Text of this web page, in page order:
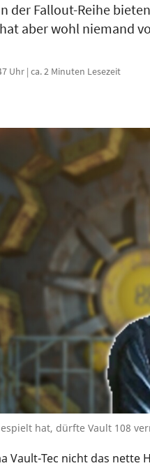
der Fallout-Reihe
aber wohl niemand
Uhr | ca. 2 Minuten Lesezeit
hat, dürfte Vault 108
Vault-Tec nicht das nette